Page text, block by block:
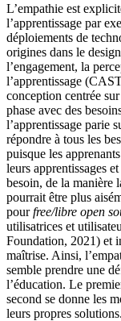
L’empathie est
l’apprentissage par
déploiements de
origines dans le
l’engagement, la
l’apprentissage
conception centrée
phase avec des
l’apprentissage parie
répondre à tous les
puisque les
leurs apprentissages
besoin, de la manière
pourrait être plus
pourfree/libre open
utilisatrices et
Foundation, 2021) et
maîtrise. Ainsi,
semble prendre une
l’éducation. Le
second se donne les
leurs propres solutions.